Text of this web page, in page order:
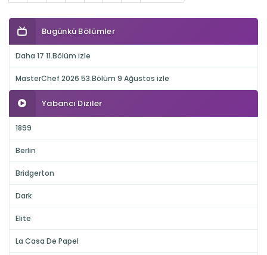
Bugünkü Bölümler
Daha 17 11.Bölüm izle
MasterChef 2026 53.Bölüm 9 Ağustos izle
Yabancı Diziler
1899
Berlin
Bridgerton
Dark
Elite
La Casa De Papel